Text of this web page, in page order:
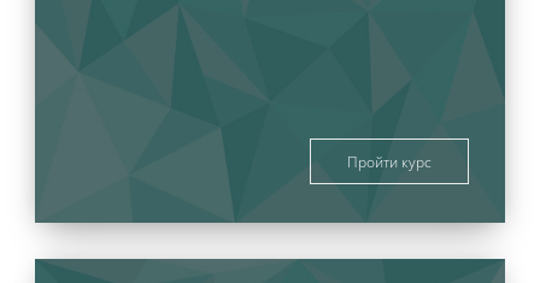
Пройти курс